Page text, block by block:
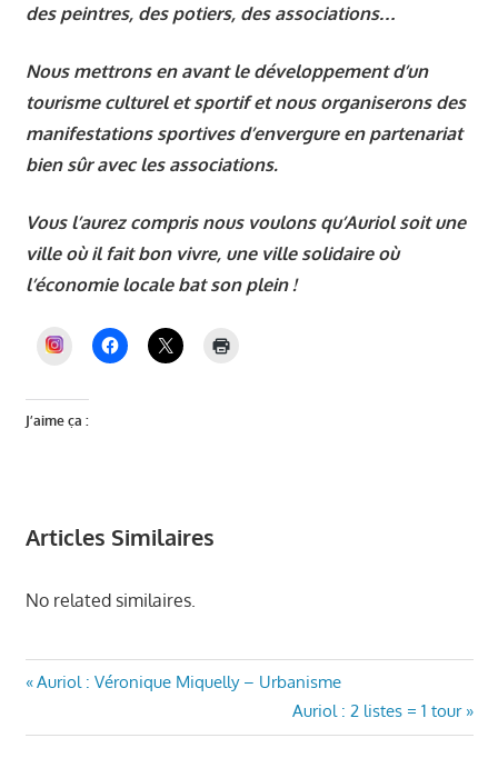
des peintres, des potiers, des associations…
Nous mettrons en avant le développement d’un
tourisme culturel et sportif et nous organiserons des
manifestations sportives d’envergure en partenariat
bien sûr avec les associations.
Vous l’aurez compris nous voulons qu’Auriol soit une
ville où il fait bon vivre, une ville solidaire où
l’économie locale bat son plein !
INSTAGRAM
J’aime ça :
Articles Similaires
No related similaires.
AURIOL
Navigation
de
Article
:
Auriol : Véronique Miquelly – Urbanisme
Article
suivant
Auriol : 2 listes = 1 tour